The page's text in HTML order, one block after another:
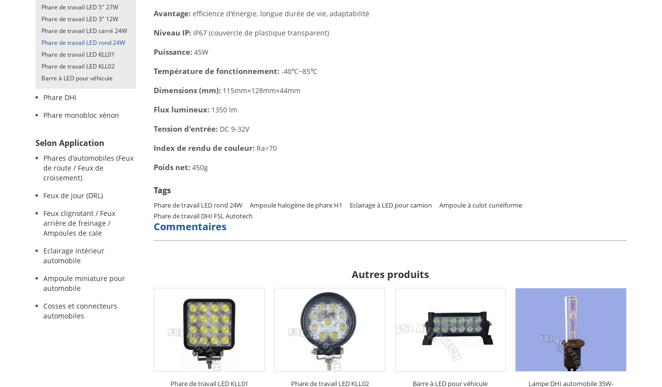
Avantage: efficience d'énergie, longue durée de vie, adaptabilité
Niveau IP: IP67 (couvercle de plastique transparent)
Puissance: 45W
Température de fonctionnement: -40℃~85℃
Dimensions (mm): 115mm×128mm×44mm
Flux lumineux: 1350 lm
Tension d'entrée: DC 9-32V
Index de rendu de couleur: Ra>70
Poids net: 450g
Tags
Phare de travail LED rond 24W Ampoule halogène de phare H1 Eclairage à LED pour camion
Ampoule à culot cunéiforme
Phare de travail DHI FSL Autotech
Commentaires
Autres produits
Phare de travail LED KLL01 Phare de travail LED KLL02 Barre à LED pour véhicule
Lampe DHI automobile 35W-
Phare de travail LED 5" 27W
Phare de travail LED 3" 12W
Phare de travail LED carré 24W
Phare de travail LED rond 24W
Phare de travail LED KLL01
Phare de travail LED KLL02
Barre à LED pour véhicule
Phare DHI
Phare monobloc xénon
Selon Application
Phares d'automobiles (Feux
de route / Feux de
croisement)
Feux de jour (DRL)
Feux clignotant / Feux
arrière de freinage /
Ampoules de cale
Eclairage intérieur
automobile
Ampoule miniature pour
automobile
Cosses et connecteurs
automobiles